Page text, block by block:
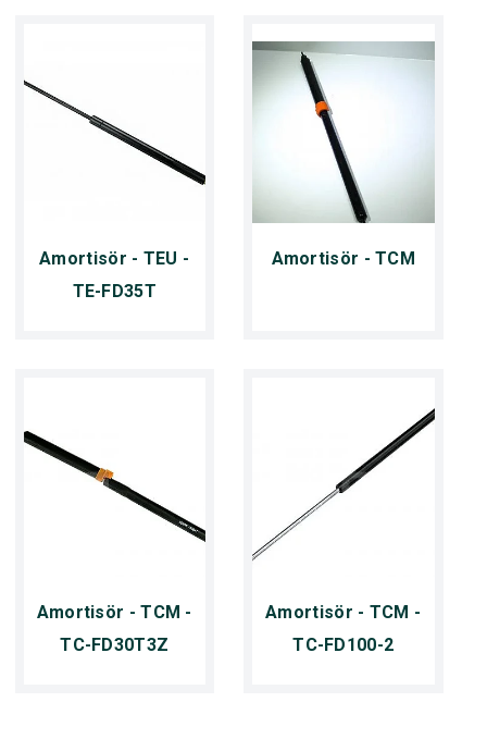
Amortisör - TEU -
TE-FD35T
Amortisör - TCM
Amortisör - TCM -
TC-FD30T3Z
Amortisör - TCM -
TC-FD100-2